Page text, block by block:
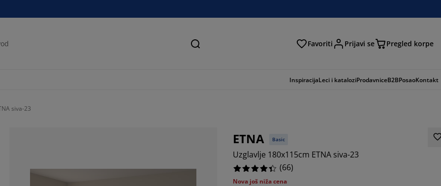
Pretraga Favoriti Prijavi se Pregled korpe
InspiracijaLeci i kataloziProdavniceB2BPosaoKontakt
siva-23
ETNA Basic
Uzglavlje 180x115cm ETNA siva-23
(66)
Nova još niža cena